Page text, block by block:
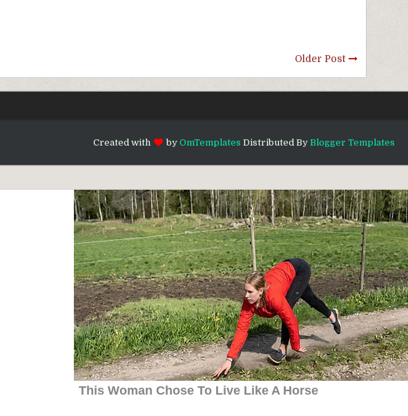
Older Post
Created with by OmTemplates Distributed By Blogger Templates